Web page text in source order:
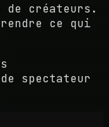
de créateurs.
ce qui
spectateur